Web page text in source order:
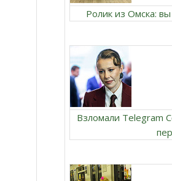
Ролик из Омска:
Взломали Telegram